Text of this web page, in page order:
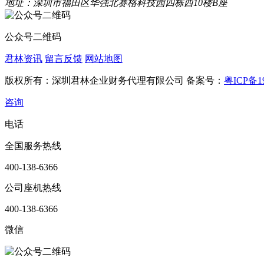
地址：深圳市福田区华强北赛格科技园四栋西10楼B座
公众号二维码
君林资讯 留言反馈 网站地图
版权所有：深圳君林企业财务代理有限公司 备案号： 粤ICP备
咨询
电话
全国服务热线
400-138-6366
公司座机热线
400-138-6366
微信